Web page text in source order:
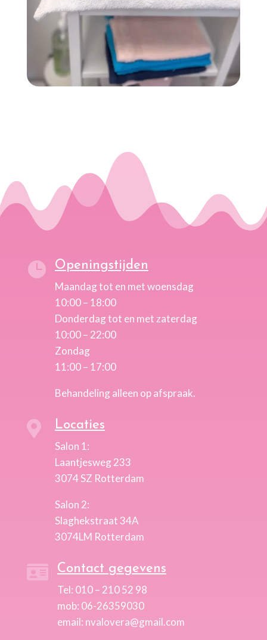
 Openingstijden
Maandag tot en met woensdag
10:00 – 18:00
Donderdag tot en met zaterdag
10:00 – 22:00
Zondag
11:00 – 17:00
Behandeling alleen op afspraak.
 Locaties
Salon 1:
Laantjesweg 233
3074 SZ Rotterdam
Salon 2:
Slaghekstraat 34A
3074LM Rotterdam
 Contact gegevens
Tel: 010 – 210 52 98
mob: 06-26359030
email: nvalovera@gmail.com